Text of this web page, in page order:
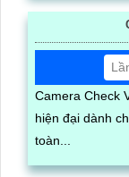
Camera Check
hiện đại dành
toàn...